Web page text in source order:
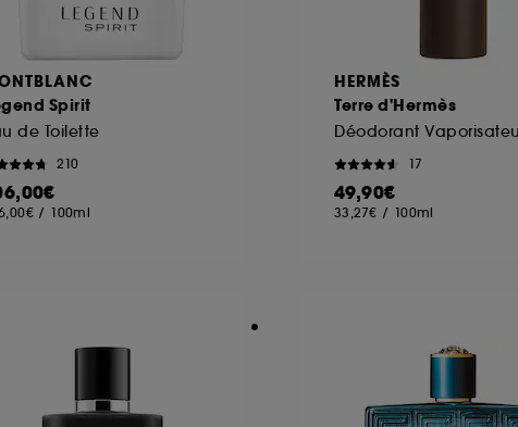
Spirit
de Toilette
210
/ 100ml
HERMÈS
Terre d'Hermès
Déodorant
17
49,90€
33,27€ / 100ml